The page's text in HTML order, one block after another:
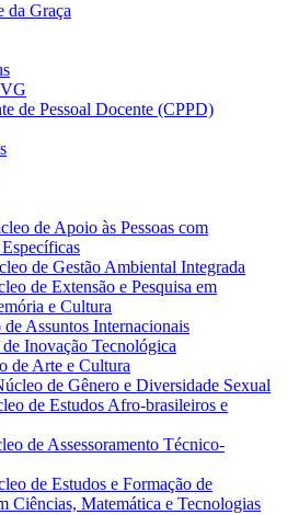
da Graça
de Pessoal Docente (CPPD)
de Apoio às Pessoas com
de Gestão Ambiental Integrada
de Extensão e Pesquisa em
e Cultura
Assuntos Internacionais
Inovação Tecnológica
de Arte e Cultura
de Gênero e Diversidade Sexual
de Estudos Afro-brasileiros e
de Assessoramento Técnico-
de Estudos e Formação de
Ciências, Matemática e Tecnologias